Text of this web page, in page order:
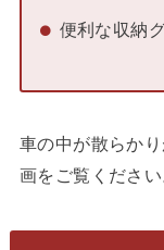
便利な収納
車の中が散らか
画をご覧ください